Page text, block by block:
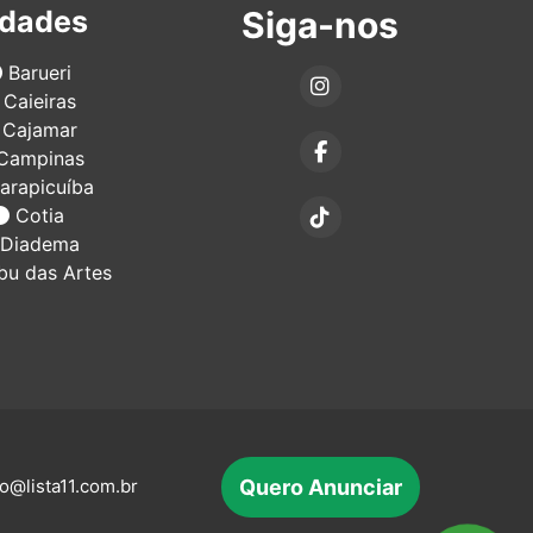
Barueri
Cotia
das Artes
Siga-nos
Quero Anunciar